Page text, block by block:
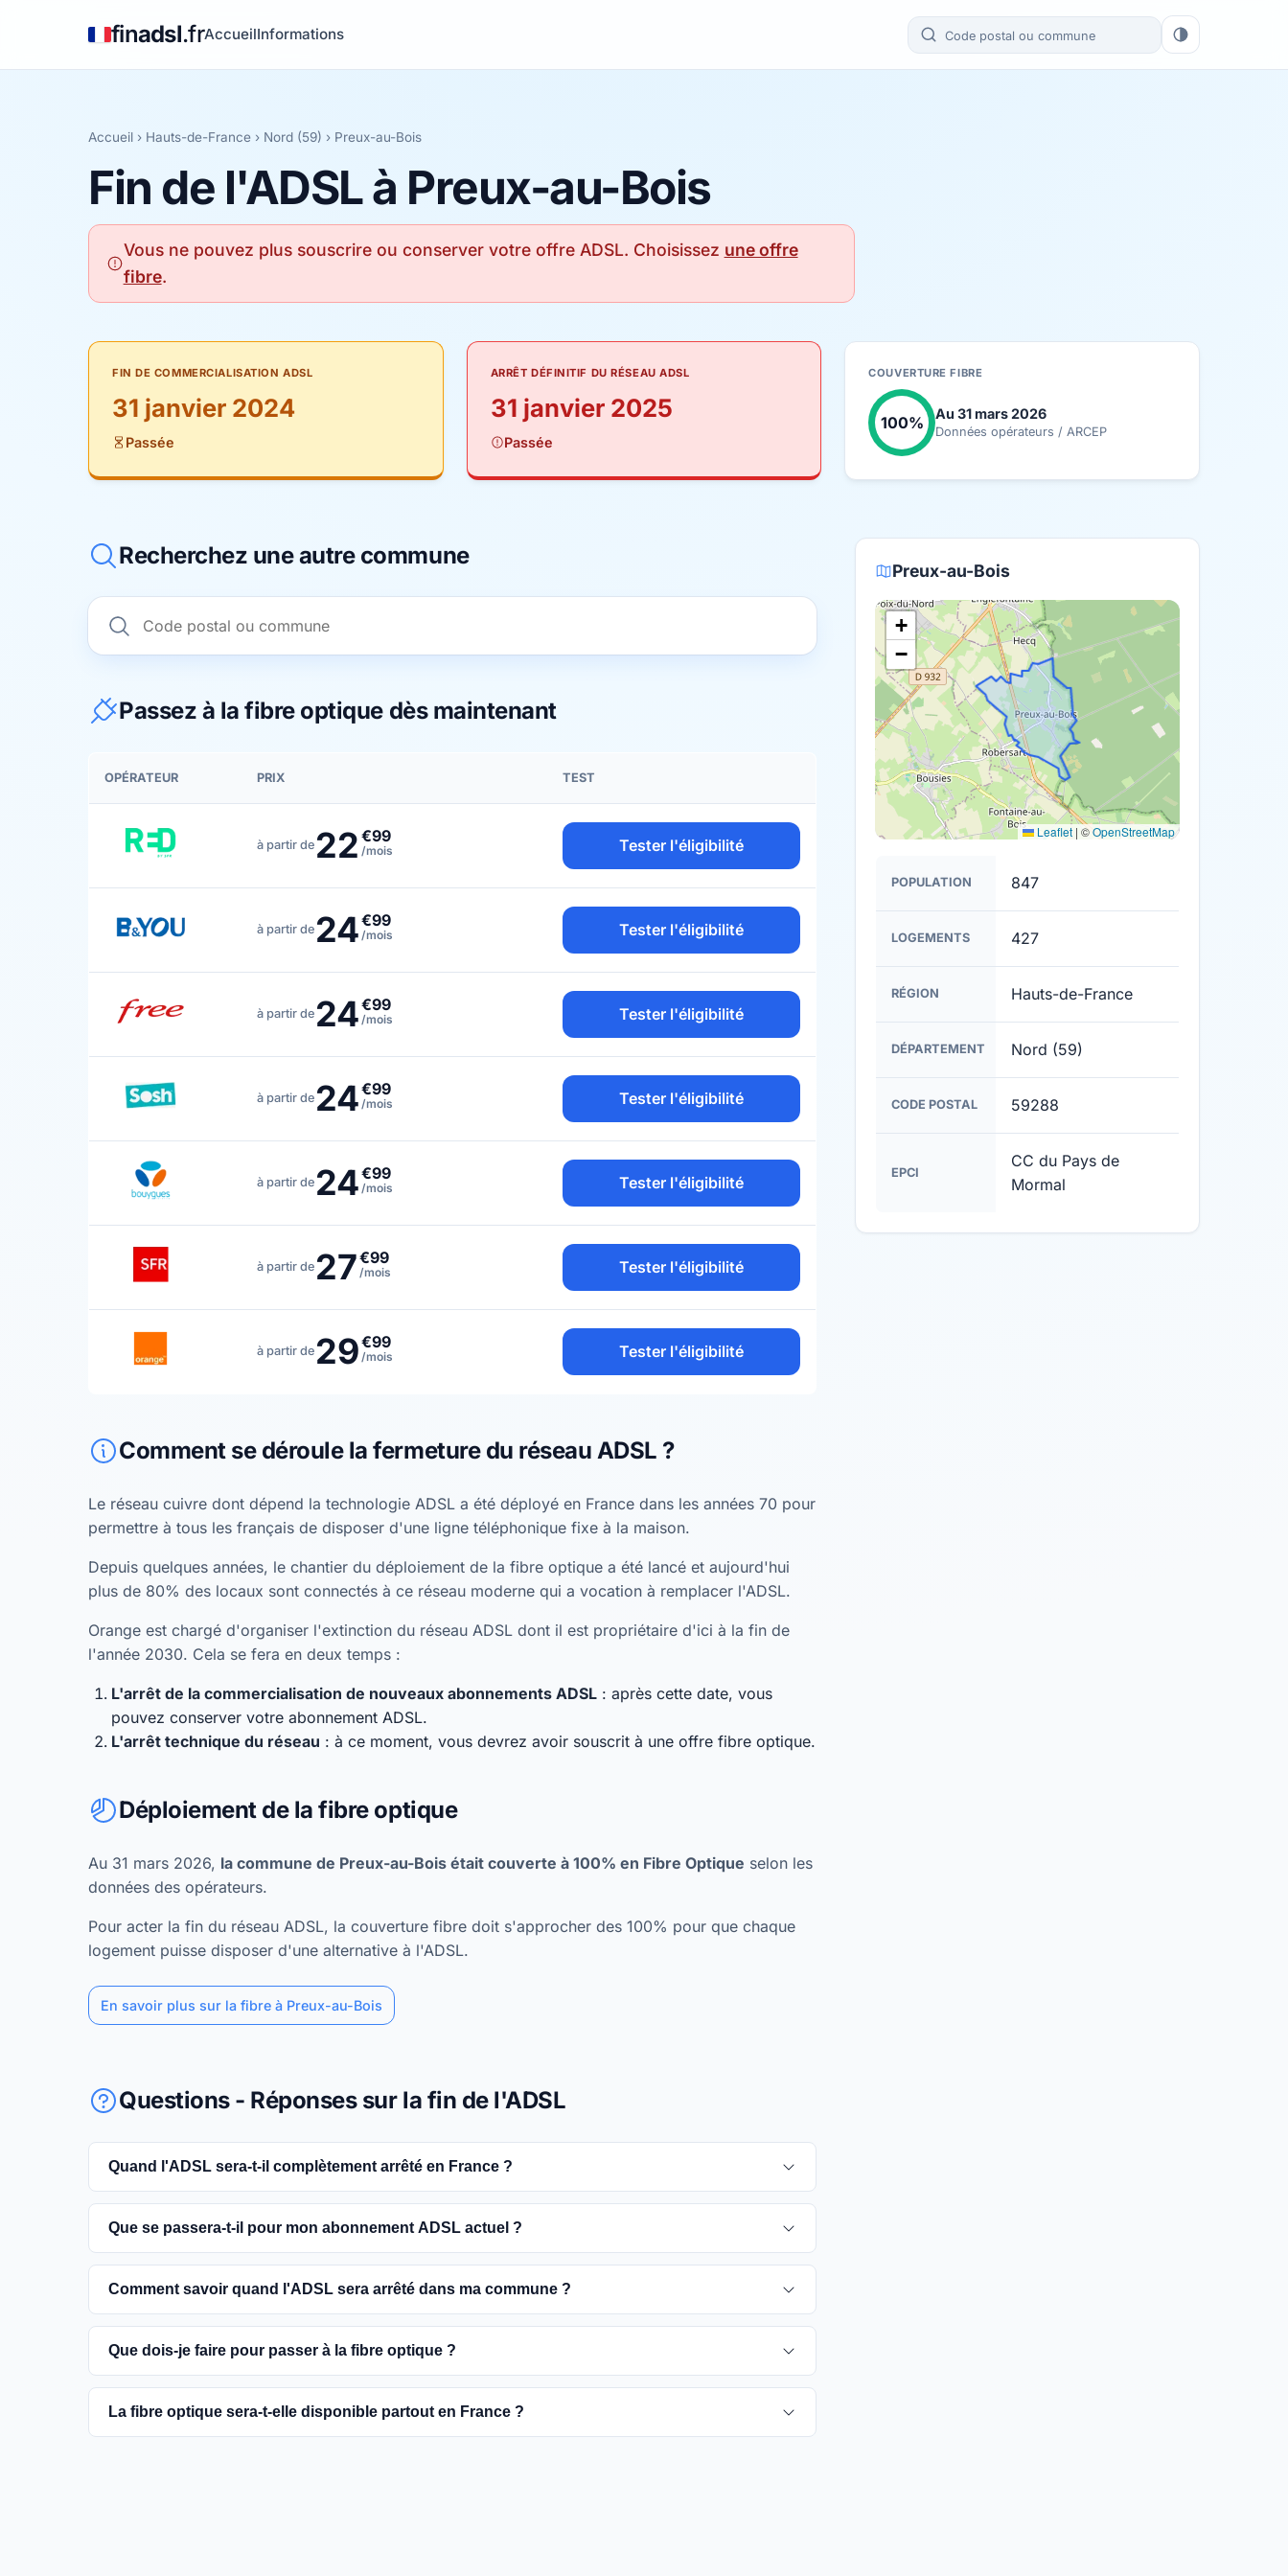
finadsl.frAccueilInformations
Accueil › Hauts-de-France › Nord (59) › Preux-au-Bois
Fin de l'ADSL à Preux-au-Bois
Vous ne pouvez plus souscrire ou conserver votre offre ADSL. Choisissez une offre
fibre.
FIN DE COMMERCIALISATION ADSL
31 janvier 2024
Passée
ARRÊT DÉFINITIF DU RÉSEAU ADSL
31 janvier 2025
Passée
COUVERTURE FIBRE
100% Au 31 mars 2026
Données opérateurs / ARCEP
Recherchez une autre commune
Passez à la fibre optique dès maintenant
OPÉRATEUR PRIX TEST
à partir de 22 €99
/mois Tester l'éligibilité
à partir de 24€99
/mois Tester l'éligibilité
à partir de 24€99
/mois Tester l'éligibilité
à partir de 24€99
/mois Tester l'éligibilité
à partir de 24€99
/mois Tester l'éligibilité
à partir de 27€99
/mois Tester l'éligibilité
à partir de 29€99
/mois Tester l'éligibilité
Comment se déroule la fermeture du réseau ADSL ?
Le réseau cuivre dont dépend la technologie ADSL a été déployé en France dans les années 70 pour
permettre à tous les français de disposer d'une ligne téléphonique fixe à la maison.
Depuis quelques années, le chantier du déploiement de la fibre optique a été lancé et aujourd'hui
plus de 80% des locaux sont connectés à ce réseau moderne qui a vocation à remplacer l'ADSL.
Orange est chargé d'organiser l'extinction du réseau ADSL dont il est propriétaire d'ici à la fin de
l'année 2030. Cela se fera en deux temps :
L'arrêt de la commercialisation de nouveaux abonnements ADSL : après cette date, vous
pouvez conserver votre abonnement ADSL.
L'arrêt technique du réseau : à ce moment, vous devrez avoir souscrit à une offre fibre optique.
Déploiement de la fibre optique
Au 31 mars 2026, la commune de Preux-au-Bois était couverte à 100% en Fibre Optique selon les
données des opérateurs.
Pour acter la fin du réseau ADSL, la couverture fibre doit s'approcher des 100% pour que chaque
logement puisse disposer d'une alternative à l'ADSL.
En savoir plus sur la fibre à Preux-au-Bois
Questions - Réponses sur la fin de l'ADSL
Quand l'ADSL sera-t-il complètement arrêté en France ?
L'extinction complète du réseau ADSL est prévue pour 2030. D'ici là, les utilisateurs sont
encouragés à basculer vers des connexions fibre optique, plus rapides et fiables.
Que se passera-t-il pour mon abonnement ADSL actuel ?
Vous pouvez continuer à utiliser votre abonnement ADSL jusqu'à la date de fermeture du réseau
dans votre commune. Cependant, il est conseillé de passer à la fibre optique dès que possible pour
une meilleure qualité de service.
Comment savoir quand l'ADSL sera arrêté dans ma commune ?
Les dates précises de fermeture de l'ADSL varient selon les communes. Vous pouvez trouver ces
informations sur notre site en recherchant votre commune spécifique.
Que dois-je faire pour passer à la fibre optique ?
Contactez votre fournisseur d'accès à Internet pour vérifier la disponibilité de la fibre dans votre
région et planifier l'installation. La plupart des fournisseurs proposent des offres de migration vers
La fibre optique sera-t-elle disponible partout en France ?
Preux-au-Bois
+
−
Leaflet | ©OpenStreetMap
POPULATION 847
LOGEMENTS 427
RÉGION Hauts-de-France
DÉPARTEMENT Nord (59)
CODE POSTAL 59288
EPCI
CC du Pays de
Mormal